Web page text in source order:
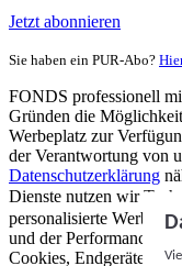
Jetzt abonnieren
Sie haben ein PUR-Abo?
FONDS professionell
Gründen die
Werbeplatz zur
der Verantwortung von
Datenschutzerklärung
Dienste nutzen wir
personalisierte Werbung
und der Performance
Cookies, Endgeräte-